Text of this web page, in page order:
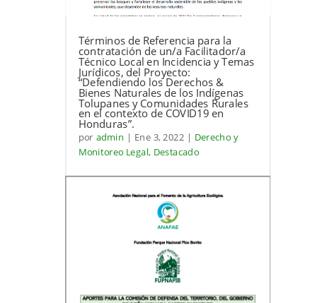
Términos de Referencia para la
contratación de un/a Facilitador/a
Técnico Local en Incidencia y Temas
Jurídicos, del Proyecto:
“Defendiendo los Derechos &
Bienes Naturales de los Indígenas
Tolupanes y Comunidades Rurales
en el contexto de COVID19 en
Honduras”.
por admin | Ene 3, 2022| Derecho y
Monitoreo Legal, Destacado